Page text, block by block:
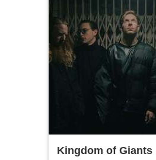
Kingdom of Giants